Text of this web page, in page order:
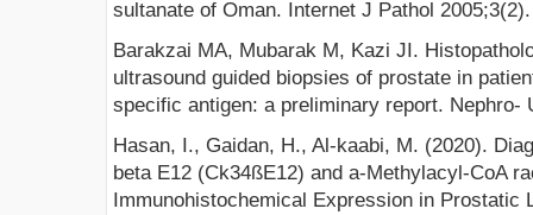
sultanate of Oman. Internet J Pathol 2005;3(2).
Barakzai MA, Mubarak M, Kazi JI.
ultrasound guided biopsies of prostate in
specific antigen: a preliminary report. Nephro-
Hasan, I., Gaidan, H., Al-kaabi, M. (2020).
beta E12 (Ck34ßE12) and a-Methylacyl-CoA
Immunohistochemical Expression in Prostatic